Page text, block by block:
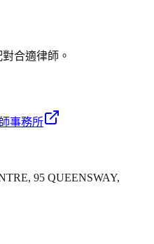
合適律師。
事務所
95 QUEENSWAY,